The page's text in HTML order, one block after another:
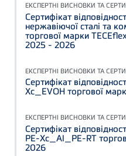
ЕКСПЕРТНІ ВИСНОВКИ ТА
Сертифікат
нержавіючої сталі та
торгової марки
2025 - 2026
ЕКСПЕРТНІ ВИСНОВКИ ТА
Сертифікат
Xc_EVOH торгової
ЕКСПЕРТНІ ВИСНОВКИ ТА
Сертифікат
PE-Xc_Al_PE-RT
2026